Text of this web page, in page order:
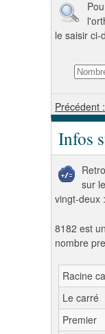
le saisir ci-
Précédent
Infos
sur
vingt-deux :
8182 est
nombre
Racine
Le carré
Premier